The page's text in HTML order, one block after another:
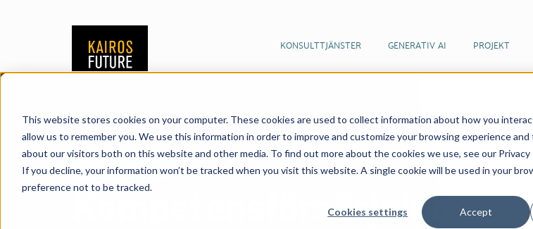
This website stores cookies on your computer. These cookies are used to collect information about how you
allow us to remember you. We use this information in order to improve and customize your browsing experience
about our visitors both on this website and other media. To find out more about the cookies we use, see our Privacy
If you decline, your information won’t be tracked when you visit this website. A single cookie will be used in your
preference not to be tracked.
Cookies settings Accept
KONSULTTJÄNSTER GENERATIV AI PROJEKT
Referenscase
Kompetensförsörjning